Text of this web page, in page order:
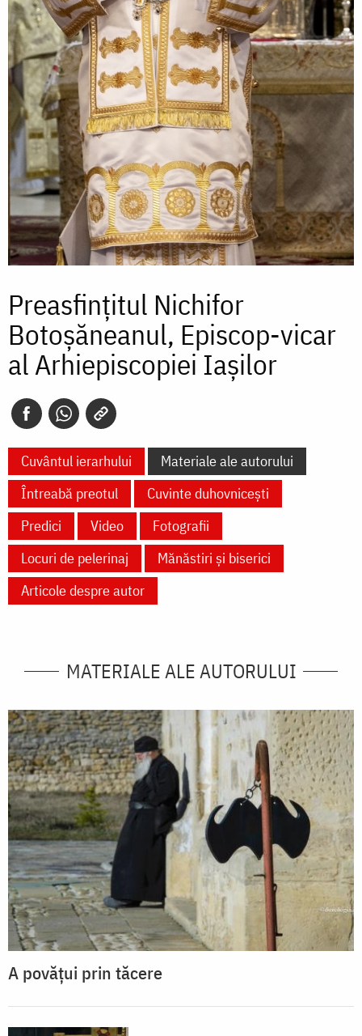
Preasfințitul Nichifor
Botoșăneanul, Episcop-vicar
al Arhiepiscopiei Iașilor
Cuvântul ierarhului
Materiale ale autorului
Întreabă preotul
Cuvinte duhovnicești
Predici
Video
Fotografii
Locuri de pelerinaj
Mănăstiri și biserici
Articole despre autor
MATERIALE ALE AUTORULUI
A povățui prin tăcere